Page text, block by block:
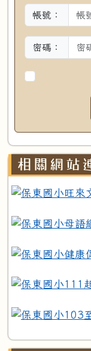
帳號：
密碼：
相關網站